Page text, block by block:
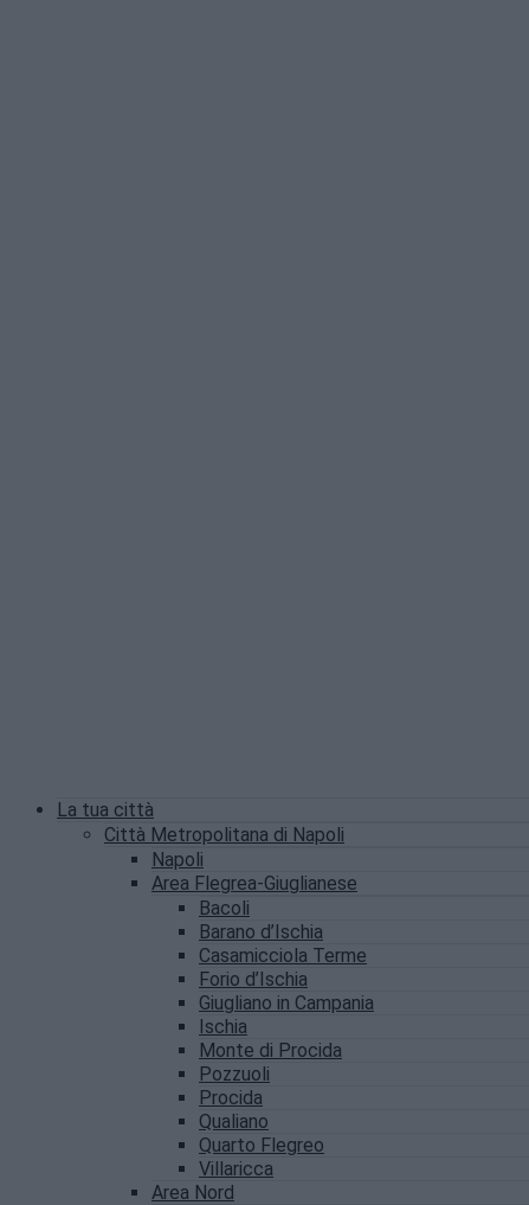
La tua città
Città Metropolitana di Napoli
Napoli
Area Flegrea-Giuglianese
Bacoli
Barano d’Ischia
Casamicciola Terme
Forio d’Ischia
Giugliano in Campania
Ischia
Monte di Procida
Pozzuoli
Procida
Qualiano
Quarto Flegreo
Villaricca
Area Nord